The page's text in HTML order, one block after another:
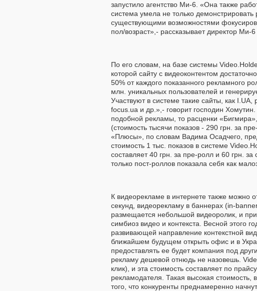
запустило агентство Ми-6. «Она также
система умела не только
существующими возможностями
пол/возраст»,- рассказывает директор Ми-
По его словам, на базе системы
которой сайту с видеоконтентом
50% от каждого показанного рекламного
млн. уникальных пользователей и
Участвуют в системе такие сайты, как
focus.ua и др.»,- говорит господин
подобной рекламы, то расценки
(стоимость тысячи показов - 290 грн. за
«Плюсы», по словам Вадима Осадчего,
стоимость 1 тыс. показов в системе
составляет 40 грн. за пре-ролл и 60 грн.
только пост-роллов показала себя как
К видеорекламе в интернете также можно
секунд, видеорекламу в баннерах (in-
размещается небольшой видеоролик, и
симбиоз видео и контекста. Весной этого
развивающей направление контекстной
ближайшем будущем открыть офис и в
предоставлять ее будет компания под
рекламу дешевой отнюдь не назовешь.
клик), и эта стоимость составляет по
рекламодателя. Такая высокая
того, что конкуренты преднамеренно